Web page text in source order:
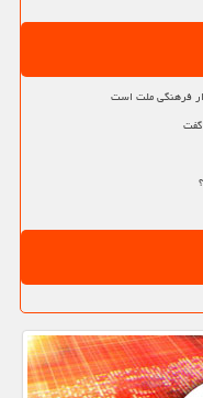
فرهنگی ملت است